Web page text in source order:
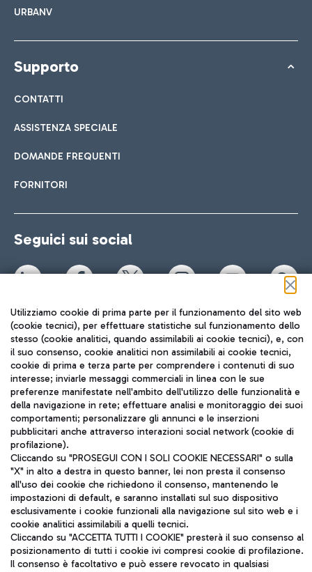
URBANV
Supporto
CONTATTI
ASSISTENZA SPECIALE
DOMANDE FREQUENTI
FORNITORI
Seguici sui social
TRAVEL JOURNAL
ITA
Aeroporti di Roma S.p.A. - Società soggetta a direzione e
coordinamento di Mundys S.p.A.
Codice fiscale e Registro delle Imprese di Roma 13032990155 P.
IVA 06572251004
Capitale sociale 62.224.743,00 int. vers.
Sede legale: Via Pier Paolo Racchetti 1 - 00054 Fiumicino (RM)
telefono +39 06 65951
Privacy policy
Note legali
Mappa sito
Accessibilità
Utilizziamo cookie di prima parte per il funzionamento del sito web
(cookie tecnici), per effettuare statistiche sul funzionamento dello
stesso (cookie analitici, quando assimilabili ai cookie tecnici), e, con
il suo consenso, cookie analitici non assimilabili ai cookie tecnici,
cookie di prima e terza parte per comprendere i contenuti di suo
interesse; inviarle messaggi commerciali in linea con le sue
preferenze manifestate nell'ambito dell'utilizzo delle funzionalità e
della navigazione in rete; effettuare analisi e monitoraggio dei suoi
comportamenti; personalizzare gli annunci e le inserzioni
pubblicitari anche attraverso interazioni social network (cookie di
profilazione).
Cliccando su "PROSEGUI CON I SOLI COOKIE NECESSARI" o sulla
"X" in alto a destra in questo banner, lei non presta il consenso
all'uso dei cookie che richiedono il consenso, mantenendo le
impostazioni di default, e saranno installati sul suo dispositivo
esclusivamente i cookie funzionali alla navigazione sul sito web e i
cookie analitici assimilabili a quelli tecnici.
Cliccando su "ACCETTA TUTTI I COOKIE" presterà il suo consenso al
posizionamento di tutti i cookie ivi compresi cookie di profilazione.
Il consenso è facoltativo e può essere revocato in qualsiasi